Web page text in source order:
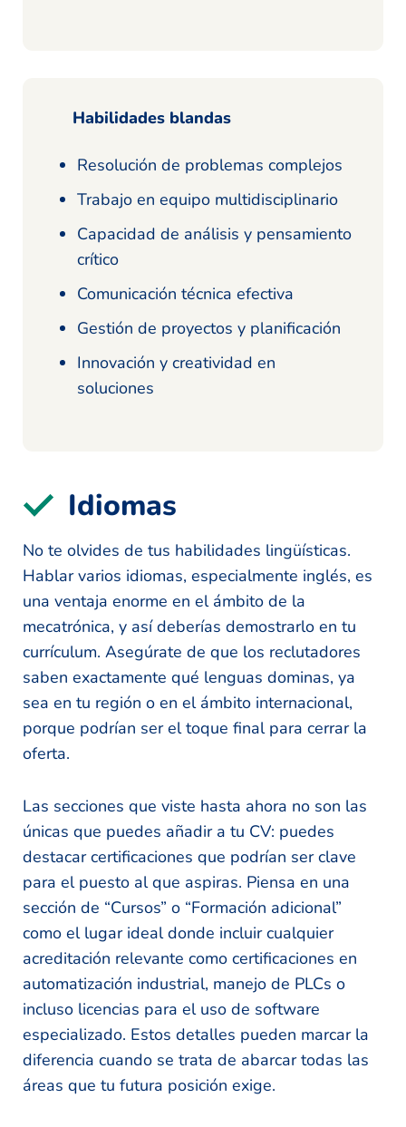
Habilidades blandas
Resolución de problemas complejos
Trabajo en equipo multidisciplinario
Capacidad de análisis y pensamiento
crítico
Comunicación técnica efectiva
Gestión de proyectos y planificación
Innovación y creatividad en
soluciones
Idiomas
No te olvides de tus habilidades lingüísticas.
Hablar varios idiomas, especialmente inglés, es
una ventaja enorme en el ámbito de la
mecatrónica, y así deberías demostrarlo en tu
currículum. Asegúrate de que los reclutadores
saben exactamente qué lenguas dominas, ya
sea en tu región o en el ámbito internacional,
porque podrían ser el toque final para cerrar la
oferta.
Las secciones que viste hasta ahora no son las
únicas que puedes añadir a tu CV: puedes
destacar certificaciones que podrían ser clave
para el puesto al que aspiras. Piensa en una
sección de “Cursos” o “Formación adicional”
como el lugar ideal donde incluir cualquier
acreditación relevante como certificaciones en
automatización industrial, manejo de PLCs o
incluso licencias para el uso de software
especializado. Estos detalles pueden marcar la
diferencia cuando se trata de abarcar todas las
áreas que tu futura posición exige.